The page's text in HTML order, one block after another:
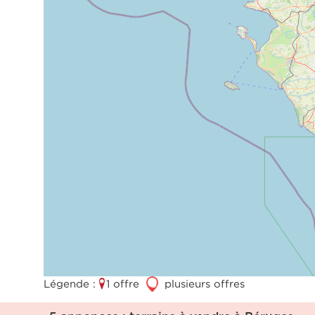
Légende : 1 offre 3 plusieurs offres